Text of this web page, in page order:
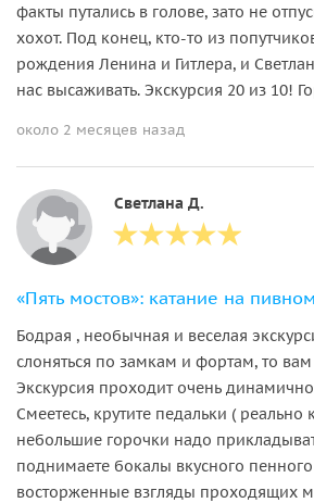
факты путались в голове, зато не
хохот. Под конец, кто-то из
рождения Ленина и Гитлера, и
нас высаживать. Экскурсия 20 из 10!
около 2 месяцев назад
Светлана Д.
Бодрая , необычная и веселая
слоняться по замкам и фортам, то
Экскурсия проходит очень
Смеетесь, крутите педальки ( реально
небольшие горочки надо
поднимаете бокалы вкусного
восторженные взгляды проходящих